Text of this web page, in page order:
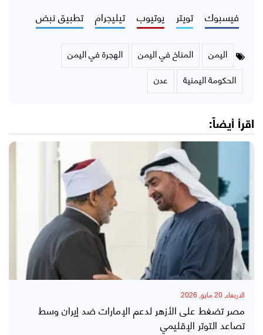
فيسبوك تويتر يوتيوب تيليجرام تطبيق نبض
اليمن المناخ في اليمن
الهجرة في اليمن
الحكومة اليمنية
عدن
اقرأ أيضاً:
الاربعاء, 20 مايو, 2026
مصر تضغط على الأزهر لدعم الإمارات ضد إيران وسط
تصاعد التوتر الإقليمي